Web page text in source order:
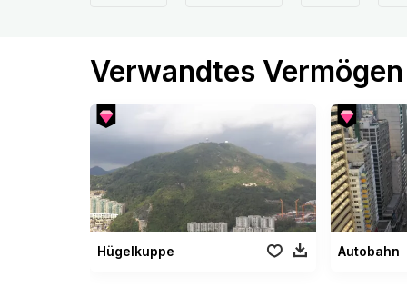
Verwandtes Vermögen
Hügelkuppe Autobahn